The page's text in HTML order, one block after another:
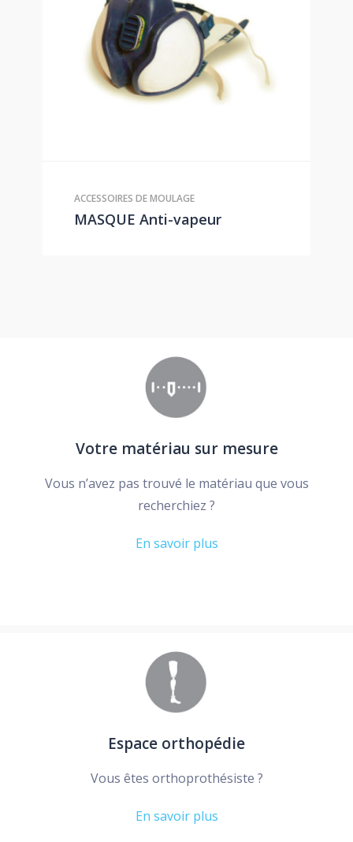
ACCESSOIRES DE MOULAGE
MASQUE Anti-vapeur
Votre matériau sur mesure
Vous n’avez pas trouvé le matériau que vous
recherchiez ?
En savoir plus
Espace orthopédie
Vous êtes orthoprothésiste ?
En savoir plus